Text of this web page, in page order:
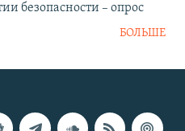
безопасности – опрос
БОЛЬШЕ